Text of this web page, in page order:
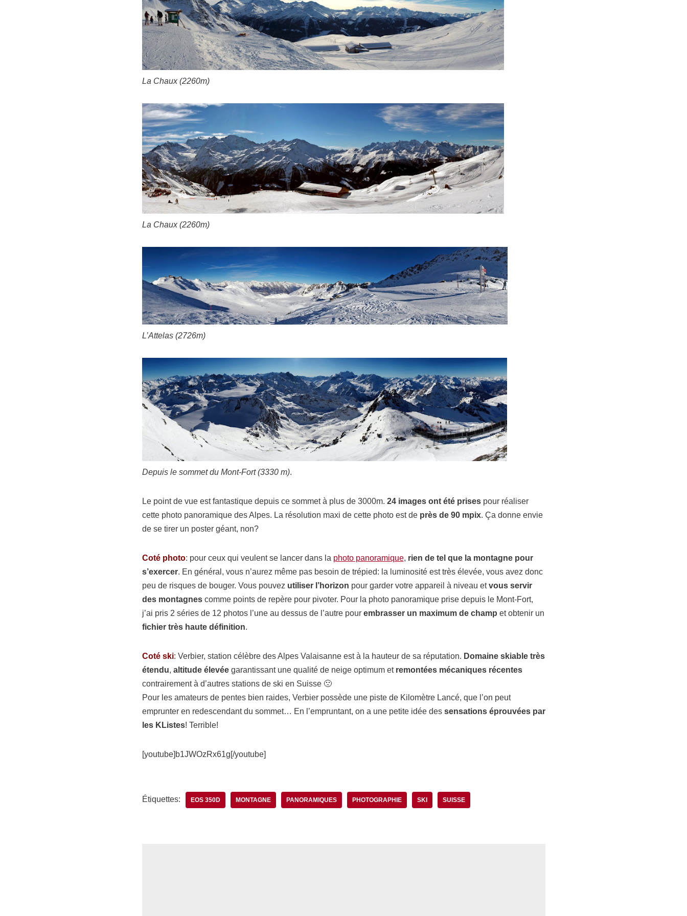
La Chaux (2260m)
La Chaux (2260m)
L’Attelas (2726m)
Depuis le sommet du Mont-Fort (3330 m).
Le point de vue est fantastique depuis ce sommet à plus de 3000m. 24 images ont été prisespour réaliser
cette photo panoramique des Alpes. La résolution maxi de cette photo est de près de 90 mpix. Ça donne envie
de se tirer un poster géant, non?
Coté photo: pour ceux qui veulent se lancer dans la photo panoramique, rien de tel que la montagne pour
s’exercer. En général, vous n’aurez même pas besoin de trépied: la luminosité est très élevée, vous avez donc
peu de risques de bouger. Vous pouvez utiliser l’horizon pour garder votre appareil à niveau etvous servir
des montagnescomme points de repère pour pivoter. Pour la photo panoramique prise depuis le Mont-Fort,
j’ai pris 2 séries de 12 photos l’une au dessus de l’autre pour embrasser un maximum de champ et obtenir un
fichier très haute définition.
Coté ski: Verbier, station célèbre des Alpes Valaisanne est à la hauteur de sa réputation. Domaine skiable très
étendu, altitude élevéegarantissant une qualité de neige optimum et remontées mécaniques récentes
contrairement à d’autres stations de ski en Suisse 🙁
Pour les amateurs de pentes bien raides, Verbier possède une piste de Kilomètre Lancé, que l’on peut
emprunter en redescendant du sommet… En l’empruntant, on a une petite idée des sensations éprouvées par
les KListes! Terrible!
[youtube]b1JWOzRx61g[/youtube]
Étiquettes: EOS 350D MONTAGNE PANORAMIQUES PHOTOGRAPHIE SKI SUISSE